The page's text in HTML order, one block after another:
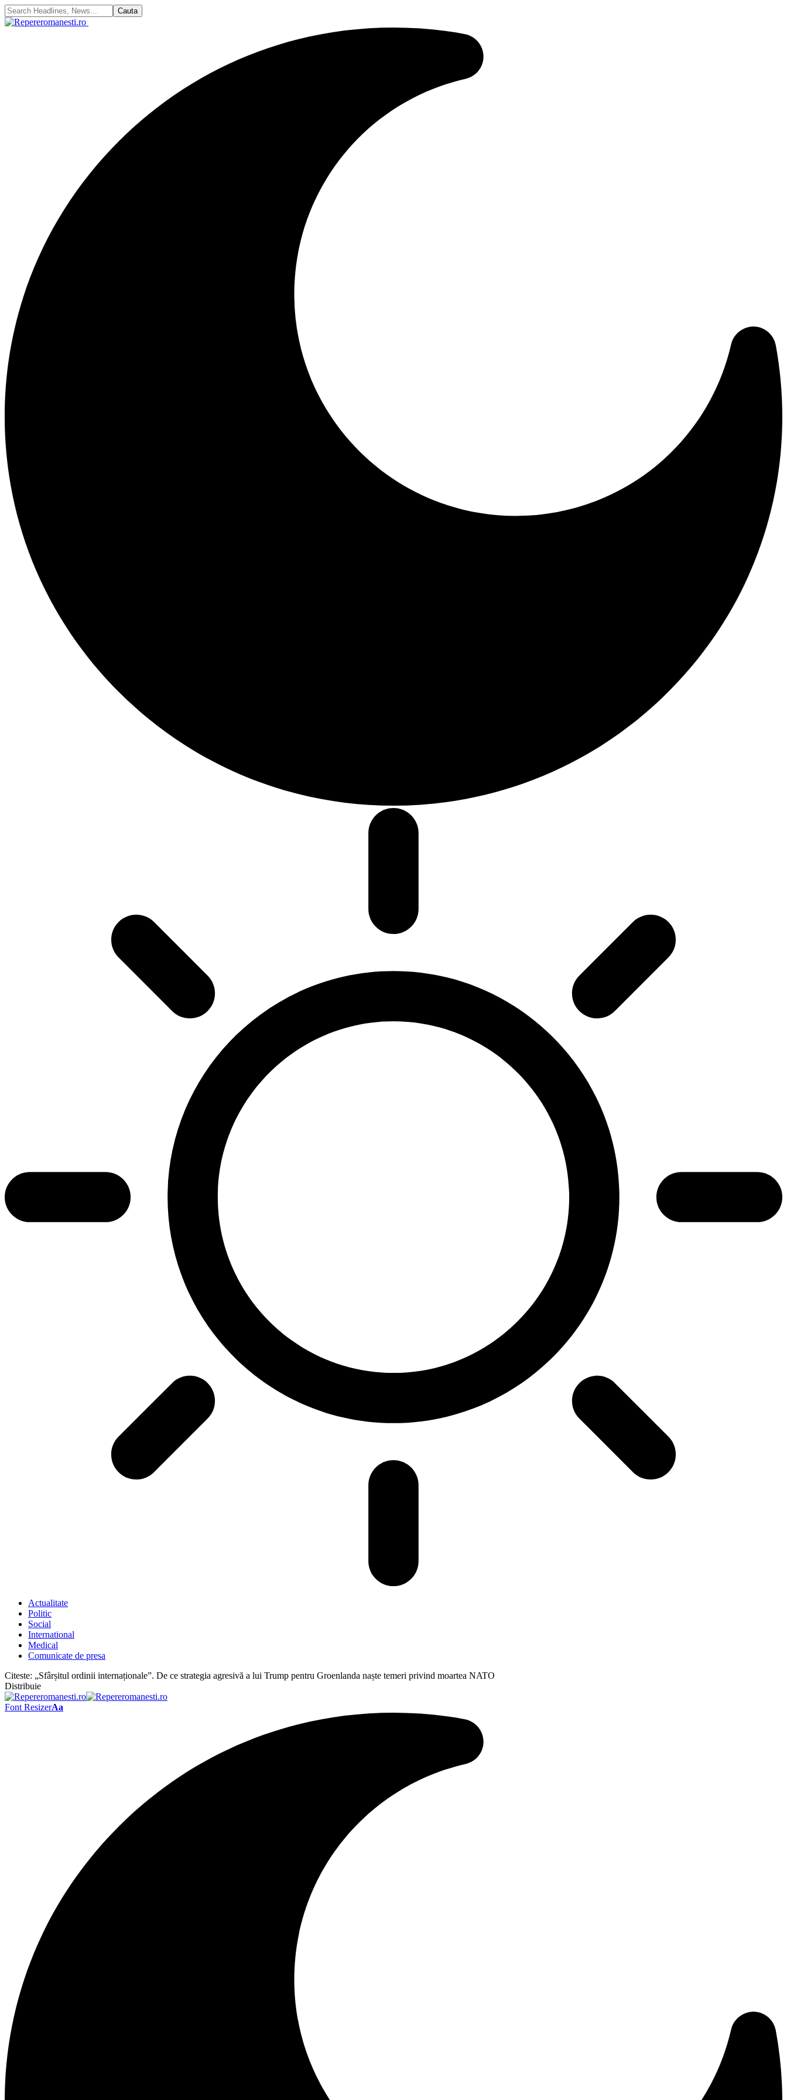
Actualitate
Politic
Social
International
Medical
Comunicate de presa
Citeste: „Sfârșitul ordinii internaționale”. De ce strategia agresivă a lui Trump pentru Groenlanda naște temeri privind moartea NATO
Distribuie
Font ResizerAa